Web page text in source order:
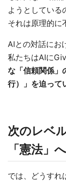
ようとしている
それは原理的に
AIとの対話にお
私たちはAIに
な「信頼関係」
行）」を迫って
次のレベ
「憲法」へ
では、どうすれ